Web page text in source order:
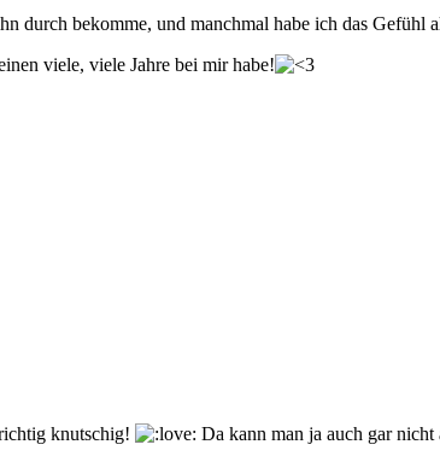
durch bekomme, und manchmal habe ich das Gefühl
viele, viele Jahre bei mir habe!
knutschig!
Da kann man ja auch gar nicht